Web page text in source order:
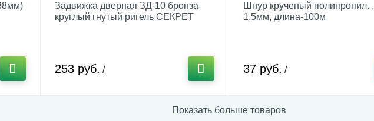
Задвижка дверная ЗД-10 бронза
круглый гнутый ригель СЕКРЕТ
253 руб. /
Шнур крученый полипропил. ,
1,5мм, длина-100м
37 руб. /
Показать больше товаров